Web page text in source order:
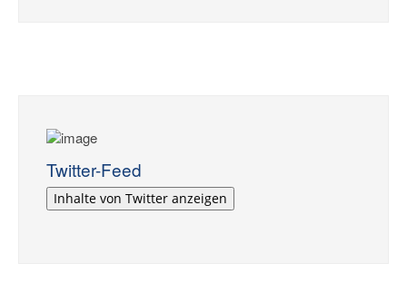
Twitter-Feed
Inhalte von Twitter anzeigen